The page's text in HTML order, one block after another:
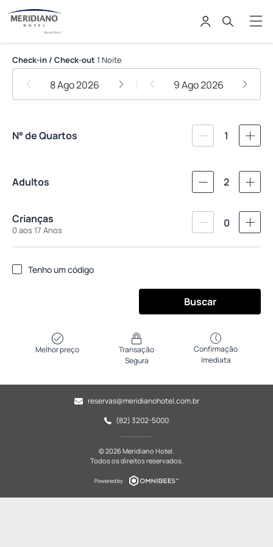
Meridiano Hotel
Check-in / Check-out 1 Noite
8 Ago 2026 9 Ago 2026
N° de Quartos 1
Adultos 2
Crianças
0 aos 17 Anos
0
Tenho um código
Buscar
Melhor preço
Transação
Segura
Confirmação
Imediata
reservas@meridianohotel.com.br
(82) 3202-5000
© 2026 Meridiano Hotel.
Todos os direitos reservados.
Powered by